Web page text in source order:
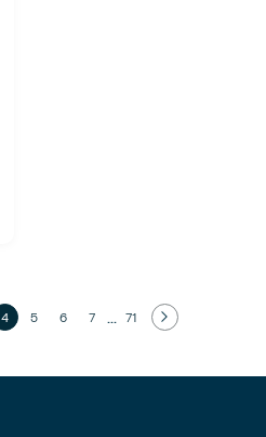
4 5 6 7 ... 71